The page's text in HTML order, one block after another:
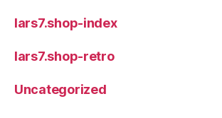
lars7.shop-index
lars7.shop-retro
Uncategorized